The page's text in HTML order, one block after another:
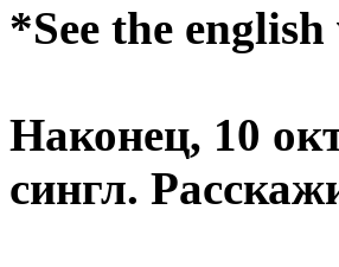
*See the
Наконец, 10
сингл.